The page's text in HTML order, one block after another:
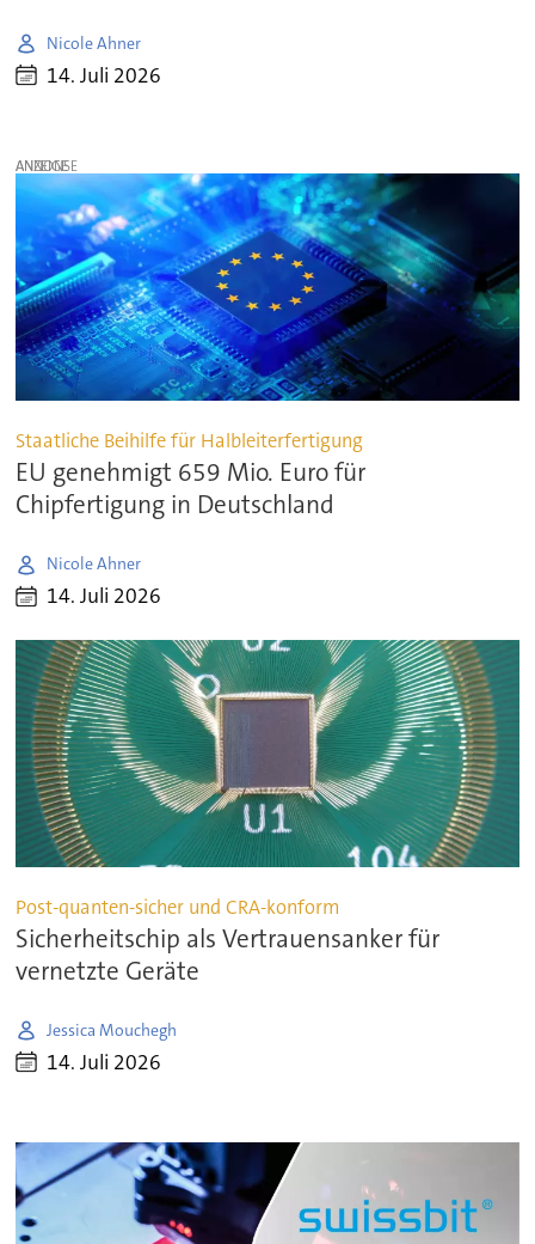
Nicole Ahner
14. Juli 2026
ANZEIGE
Staatliche Beihilfe für Halbleiterfertigung
EU genehmigt 659 Mio. Euro für
Chipfertigung in Deutschland
Nicole Ahner
14. Juli 2026
Post-quanten-sicher und CRA-konform
Sicherheitschip als Vertrauensanker für
vernetzte Geräte
Jessica Mouchegh
14. Juli 2026